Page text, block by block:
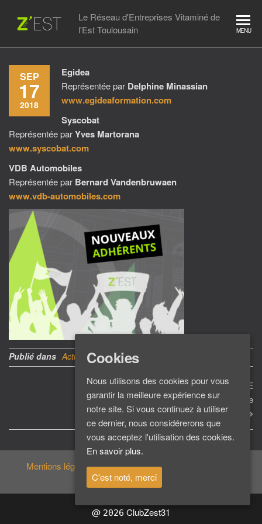
content
Le Réseau d'Entreprises Vitaminé de
l'Est Toulousain
MENU
SEP
17
2018
Egidea
Représentée par Delphine Minassian
www.egideaformation.com
Syscobat
Représentée parYves Martorana
www.syscobat.com
VDB Automobiles
Représentée par Bernard Vandenbruwaen
www.vdb-automobiles.com
Publié dans Actu du Club
Navigation
l’article
SUIVANTE
Don à la Fondation Marie
Louise
Mentions légales
@ 2026 ClubZest31
Cookies
Nous utilisons des cookies pour vous
garantir la meilleure expérience sur
notre site. Si vous continuez à utiliser
ce dernier, nous considérerons que
vous acceptez l'utilisation des cookies.
En savoir plus.
C'est noté, merci